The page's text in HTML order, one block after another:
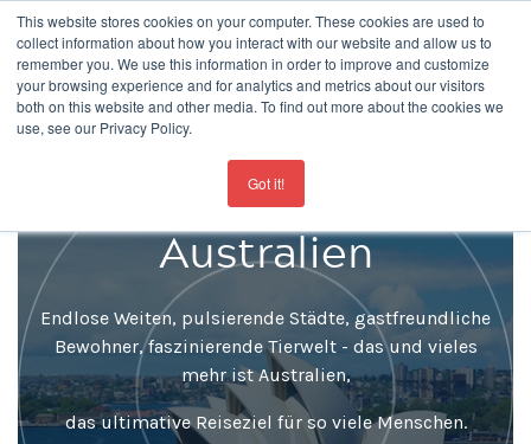
This website stores cookies on your computer. These cookies are used to
collect information about how you interact with our website and allow us to
remember you. We use this information in order to improve and customize
your browsing experience and for analytics and metrics about our visitors
both on this website and other media. To find out more about the cookies we
use, see our Privacy Policy.
Got it!
For the latest updates about our schools
Englisch Lernen in
Australien
Endlose Weiten, pulsierende Städte, gastfreundliche
Bewohner, faszinierende Tierwelt - das und vieles
mehr ist Australien,
das ultimative Reiseziel für so viele Menschen.